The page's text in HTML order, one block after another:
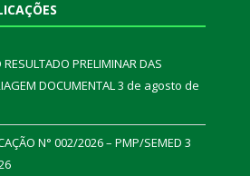
PRELIMINAR DAS
DOCUMENTAL3 de agosto de
N° 002/2026 – PMP/SEMED 3